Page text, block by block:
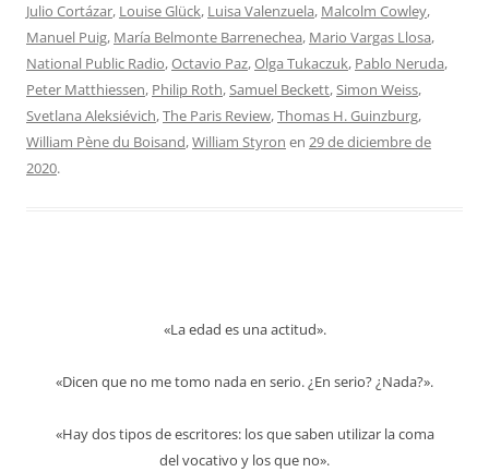
Julio Cortázar, Louise Glück, Luisa Valenzuela, Malcolm Cowley,
Manuel Puig, María Belmonte Barrenechea, Mario Vargas Llosa,
National Public Radio,Octavio Paz,Olga Tukaczuk, Pablo Neruda,
Peter Matthiessen, Philip Roth,Samuel Beckett,Simon Weiss,
Svetlana Aleksiévich,The Paris Review,Thomas H. Guinzburg,
William Pène du Boisand,William Styron en 29 de diciembre de
2020.
«La edad es una actitud».
«Dicen que no me tomo nada en serio. ¿En serio? ¿Nada?».
«Hay dos tipos de escritores: los que saben utilizar la coma
del vocativo y los que no».